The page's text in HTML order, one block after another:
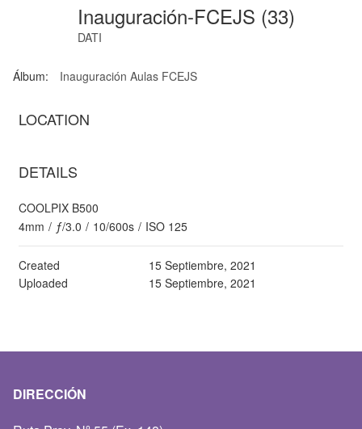
Inauguración-FCEJS (33)
DATI
Álbum: Inauguración Aulas FCEJS
LOCATION
DETAILS
COOLPIX B500
4mm / ƒ/3.0 / 10/600s / ISO 125
Created
15 Septiembre, 2021
Uploaded
15 Septiembre, 2021
DIRECCIÓN